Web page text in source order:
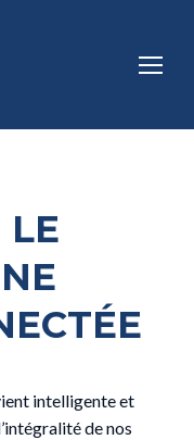
LE
intelligente et
de nos